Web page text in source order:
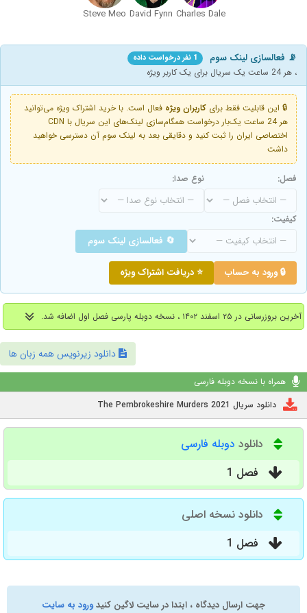
Charles Dale
David Fynn
Steve Meo
📡 فعالسازی لینک سوم 1 نفر درخواست داده
، هر 24 ساعت یک سریال برای یک کاربر ویژه
🔒 این قابلیت فقط برای کاربران ویژه فعال است. با خرید اشتراک ویژه می‌توانید
هر 24 ساعت یک‌بار درخواست همگام‌سازی لینک‌های این سریال با CDN
اختصاصی ایران را ثبت کنید و دقایقی بعد به لینک سوم آن دسترسی خواهید
داشت
فصل: نوع صدا:
کیفیت:
🔄 فعالسازی لینک سوم
🔒 ورود به حساب ⭐ دریافت اشتراک ویژه
آخرین بروزرسانی در ۲۵ اسفند ۱۴۰۲ ، نسخه دوبله پارسی فصل اول اضافه شد.
دانلود زیرنویس همه زبان ها
همراه با نسخه دوبله فارسی
دانلود سریال The Pembrokeshire Murders 2021
دانلود دوبله فارسی
فصل 1
دانلود نسخه اصلی
فصل 1
جهت ارسال دیدگاه ، ابتدا در سایت لاگین کنیدورود به سایت